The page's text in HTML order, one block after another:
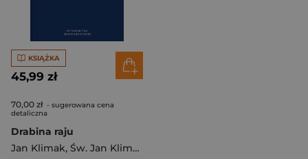
KSIĄŻKA
45,99 zł
70,00 zł - sugerowana cena
detaliczna
Drabina raju
Jan Klimak, Św. Jan Klimak